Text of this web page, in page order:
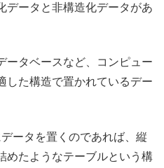
データと非構造化データがあ
ータベースなど、コンピュー
した構造で置かれているデー
ータを置くのであれば、縦
めたようなテーブルという構